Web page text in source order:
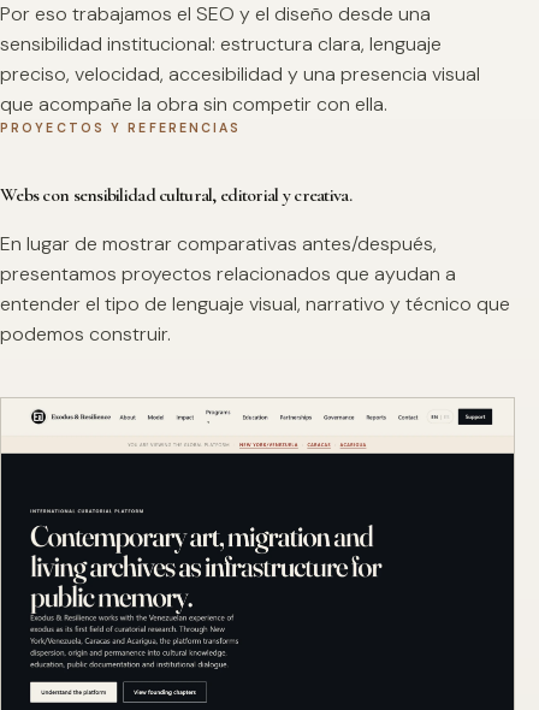
Por eso trabajamos el SEO y el diseño desde una
sensibilidad institucional: estructura clara, lenguaje
preciso, velocidad, accesibilidad y una presencia visual
que acompañe la obra sin competir con ella.
PROYECTOS Y REFERENCIAS
Webs con sensibilidad cultural, editorial y creativa.
En lugar de mostrar comparativas antes/después,
presentamos proyectos relacionados que ayudan a
entender el tipo de lenguaje visual, narrativo y técnico que
podemos construir.